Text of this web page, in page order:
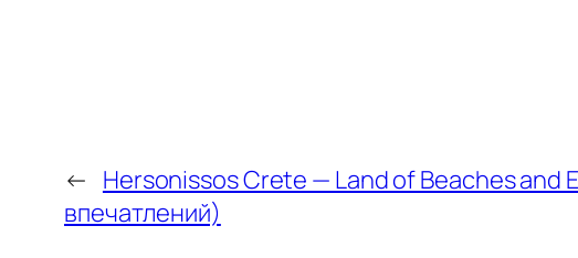
← Hersonissos Crete — Land of Beaches and
впечатлений)